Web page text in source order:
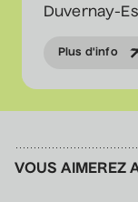
Duvernay-
Plus d'info
VOUS AIMEREZ